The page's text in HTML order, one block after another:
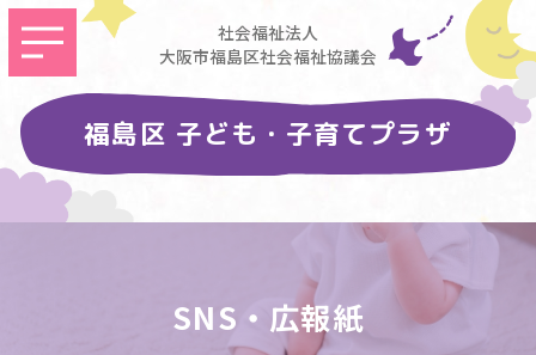
社会福祉法人
大阪市福島区社会福祉協議会
福島区 子ども・子育てプラザ
SNS・広報紙